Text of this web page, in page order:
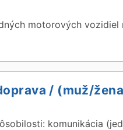
motorových
/ (muž/
komunikácia